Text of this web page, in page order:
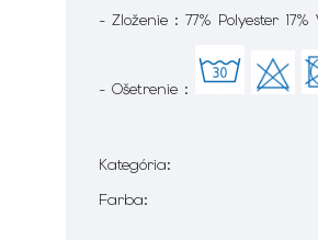
- Zloženie : 77% Polyester
- Ošetrenie :
Kategória:
Farba: